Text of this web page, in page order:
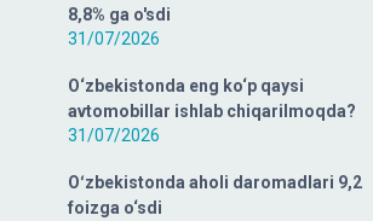
8,8% ga o'sdi
31/07/2026
O‘zbekistonda eng ko‘p qaysi
avtomobillar ishlab chiqarilmoqda?
31/07/2026
Oʻzbekistonda aholi daromadlari 9,2
foizga o‘sdi